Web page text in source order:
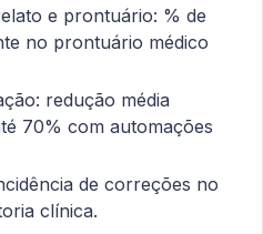
e prontuário: % de
no prontuário médico
redução média
70% com automações
de correções no
clínica.